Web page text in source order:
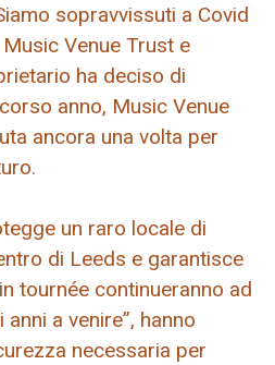
sopravvissuti a Covid
Venue Trust e
ha deciso di
anno, Music Venue
ancora una volta per
un raro locale di
di Leeds e garantisce
tournée continueranno ad
a venire”, hanno
necessaria per